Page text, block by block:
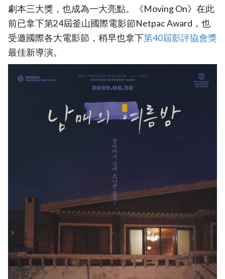
劇本三大獎，也成為一大亮點。《Moving On》在此
前已拿下第24屆釜山國際電影節Netpac Award，也
受邀國際各大電影節，稍早也拿下‎第40屆影評協會獎‎
最佳新導演。